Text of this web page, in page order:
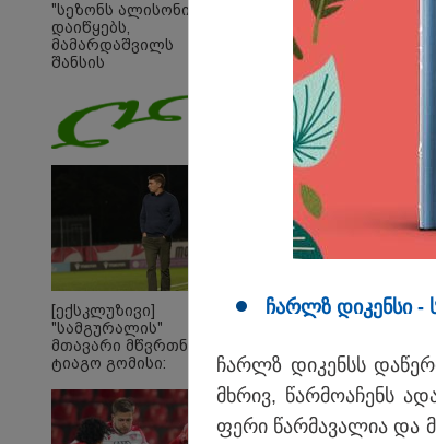
"სეზონს ალისონი
დაიწყებს,
მამარდაშვილს
შანსის
მოთმინება სჭირდება,
რომელსაც 100%-ით
მიიღებს" - განაცხადა
"ლივერპულის"
ყოფილმა მეკარემ
[ექსკლუზივი]
"სამგურალის"
მთავარი მწვრთნელი
ტიაგო გომისი:
ტალანტების
ქვეყანაა"!
ჩარლზ დი­კენ­სი -
ჩარლზ დი­კენსს
მხრივ, წარ­მო­ა­ჩენს
ფე­რი წარ­მა­ვა­ლია და